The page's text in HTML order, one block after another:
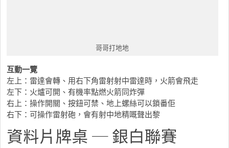
哥哥打地地
互動一覽
左上：雷達會轉、用右下角雷射射中雷達時，火箭會飛走
左下：火爐可開、有機率點燃火箭同炸彈
右上：操作開關、按鈕可禁、地上螺絲可以鎖番佢
右下：可操作雷射砲，會有射中地精嘅聲出黎
資料片牌桌 ─ 銀白聯賽